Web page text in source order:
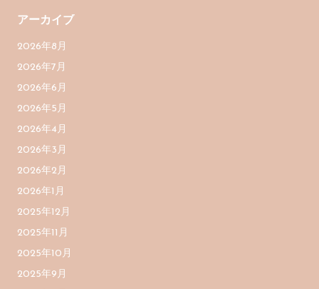
アーカイブ
2026年8月
2026年7月
2026年6月
2026年5月
2026年4月
2026年3月
2026年2月
2026年1月
2025年12月
2025年11月
2025年10月
2025年9月